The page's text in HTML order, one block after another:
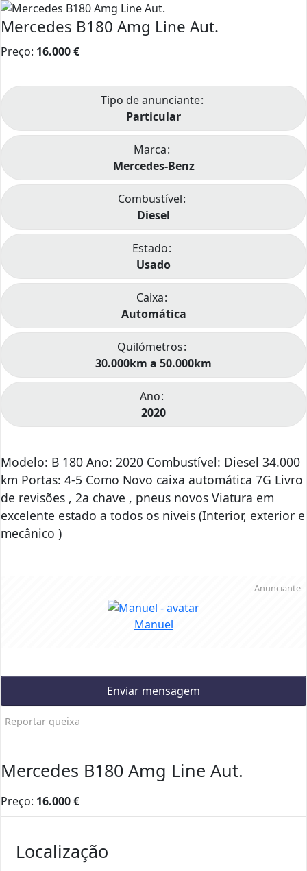
Mercedes B180 Amg Line Aut.
Preço: 16.000€
Tipo de anunciante
Particular
Marca
Mercedes-Benz
Combustível
Diesel
Estado
Usado
Caixa
Automática
Quilómetros
30.000km a 50.000km
Ano
2020
Modelo: B 180 Ano: 2020 Combustível: Diesel 34.000
km Portas: 4-5 Como Novo caixa automática 7G Livro
de revisões , 2a chave , pneus novos Viatura em
excelente estado a todos os niveis (Interior, exterior e
mecânico )
Anunciante
Manuel
Enviar mensagem
Reportar queixa
Mercedes B180 Amg Line Aut.
Preço: 16.000€
Localização